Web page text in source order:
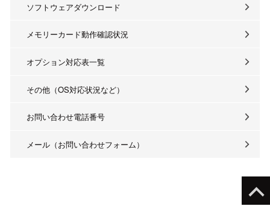
ソフトウェアダウンロード
メモリーカード動作確認状況
オプション対応表一覧
その他（OS対応状況など）
お問い合わせ電話番号
メール（お問い合わせフォーム）